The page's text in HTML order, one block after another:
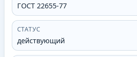
ГОСТ 22655-77
СТАТУС
действующий